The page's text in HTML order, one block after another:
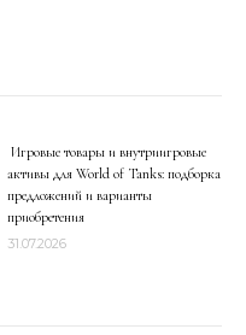
Игровые товары и внутриигровые
активы для World of Tanks: подборка
предложений и варианты
приобретения
31.07.2026